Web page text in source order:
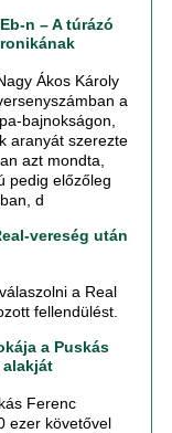
n – A túrázó
Ákos Károly
a
bajnokságon,
aranyát szerezte
azt mondta,
pedig előzőleg
d
vereség után
a Real
fellendülést.
a Puskás
alakját
Ferenc
ezer követővel